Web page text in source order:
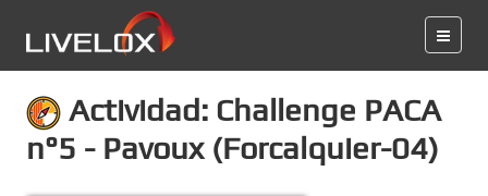
Actividad: Challenge PACA
n°5 - Pavoux (Forcalquier-04)